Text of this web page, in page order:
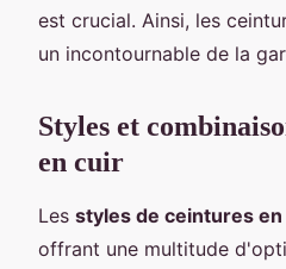
est crucial. Ainsi, les
un incontournable de la
Styles et
en cuir
Les styles de ceintures
offrant une multitude